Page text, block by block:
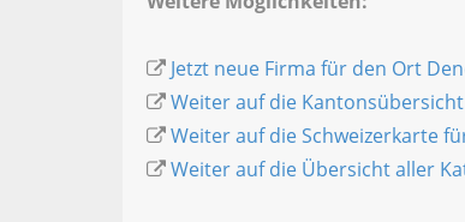
Jetzt neue Firma für den Ort
Weiter auf die
Weiter auf die Schweizerkarte
Weiter auf die Übersicht aller